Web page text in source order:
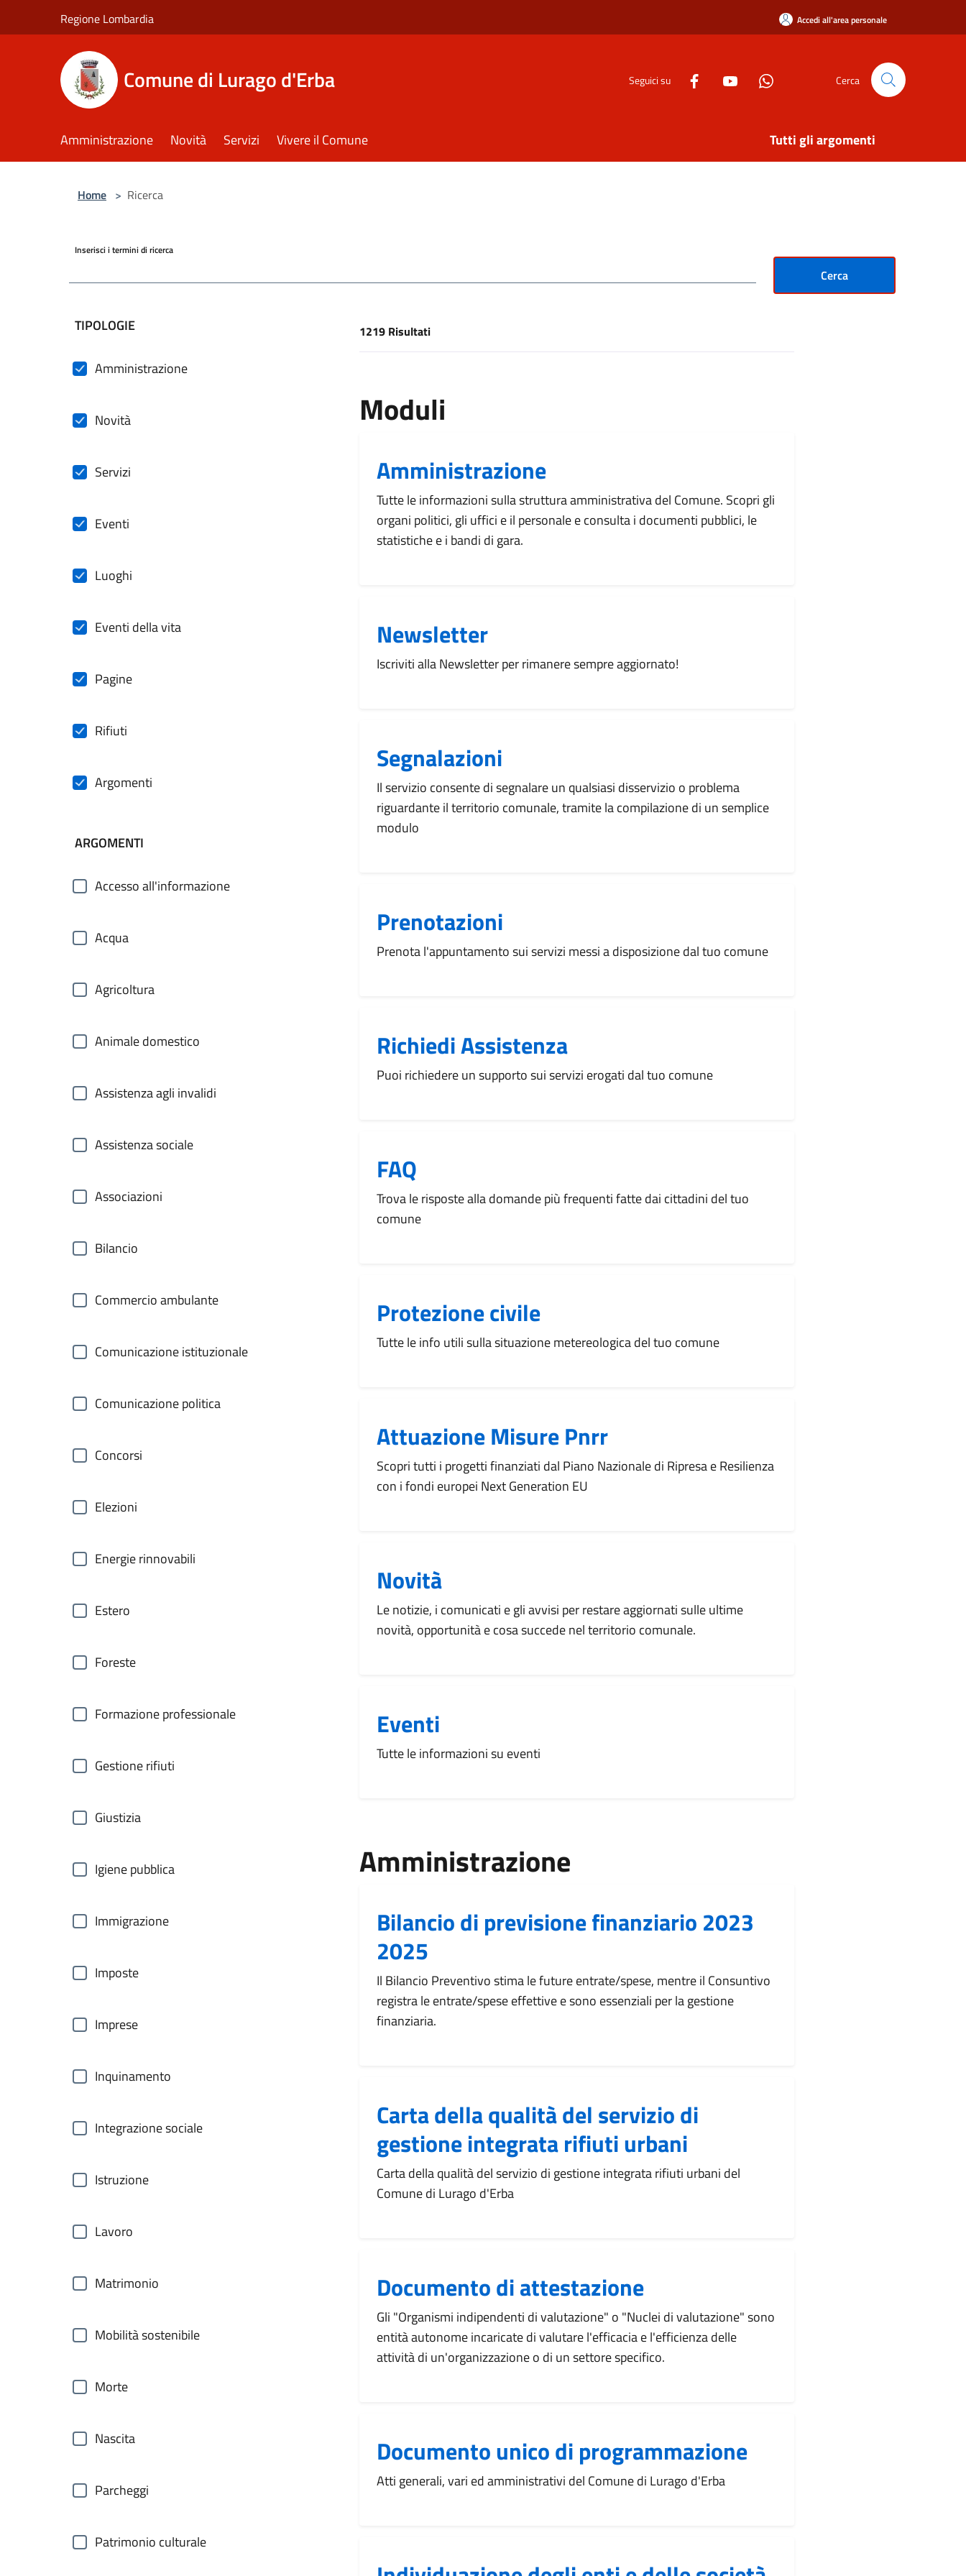
Regione Lombardia Accedi all'area personale
Comune di Lurago d'Erba Seguici su Cerca
Amministrazione Novità Servizi Vivere il Comune Tutti gli argomenti
Home > Ricerca
Inserisci i termini di ricerca
Cerca
filtri da applicare
TIPOLOGIE
Amministrazione
Novità
Servizi
Eventi
Luoghi
Eventi della vita
Pagine
Rifiuti
Argomenti
ARGOMENTI
Accesso all'informazione
Acqua
Agricoltura
Animale domestico
Assistenza agli invalidi
Assistenza sociale
Associazioni
Bilancio
Commercio ambulante
Comunicazione istituzionale
Comunicazione politica
Concorsi
Elezioni
Energie rinnovabili
Estero
Foreste
Formazione professionale
Gestione rifiuti
Giustizia
Igiene pubblica
Immigrazione
Imposte
Imprese
Inquinamento
Integrazione sociale
Istruzione
Lavoro
Matrimonio
Mobilità sostenibile
Morte
Nascita
Parcheggi
Patrimonio culturale
[results] Risultati
1219 Risultati
Moduli
Amministrazione
Tutte le informazioni sulla struttura amministrativa del Comune. Scopri gli
organi politici, gli uffici e il personale e consulta i documenti pubblici, le
statistiche e i bandi di gara.
Newsletter
Iscriviti alla Newsletter per rimanere sempre aggiornato!
Segnalazioni
Il servizio consente di segnalare un qualsiasi disservizio o problema
riguardante il territorio comunale, tramite la compilazione di un semplice
modulo
Prenotazioni
Prenota l'appuntamento sui servizi messi a disposizione dal tuo comune
Richiedi Assistenza
Puoi richiedere un supporto sui servizi erogati dal tuo comune
FAQ
Trova le risposte alla domande più frequenti fatte dai cittadini del tuo
comune
Protezione civile
Tutte le info utili sulla situazione metereologica del tuo comune
Attuazione Misure Pnrr
Scopri tutti i progetti finanziati dal Piano Nazionale di Ripresa e Resilienza
con i fondi europei Next Generation EU
Novità
Le notizie, i comunicati e gli avvisi per restare aggiornati sulle ultime
novità, opportunità e cosa succede nel territorio comunale.
Eventi
Tutte le informazioni su eventi
Amministrazione
Bilancio di previsione finanziario 2023
2025
Il Bilancio Preventivo stima le future entrate/spese, mentre il Consuntivo
registra le entrate/spese effettive e sono essenziali per la gestione
finanziaria.
Carta della qualità del servizio di
gestione integrata rifiuti urbani
Carta della qualità del servizio di gestione integrata rifiuti urbani del
Comune di Lurago d'Erba
Documento di attestazione
Gli "Organismi indipendenti di valutazione" o "Nuclei di valutazione" sono
entità autonome incaricate di valutare l'efficacia e l'efficienza delle
attività di un'organizzazione o di un settore specifico.
Documento unico di programmazione
Atti generali, vari ed amministrativi del Comune di Lurago d'Erba